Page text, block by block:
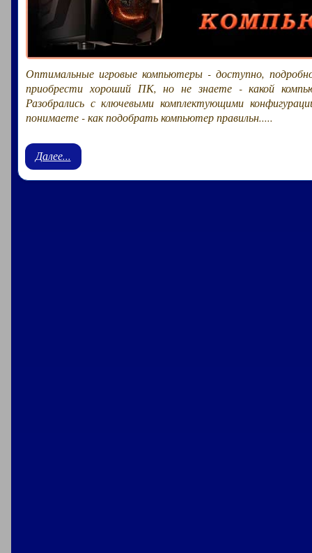
Оптимальные игровые компьютеры - доступно,
приобрести хороший ПК, но не знаете - какой
Разобрались с ключевыми комплектующими
понимаете - как подобрать компьютер правильн.....
Далее...